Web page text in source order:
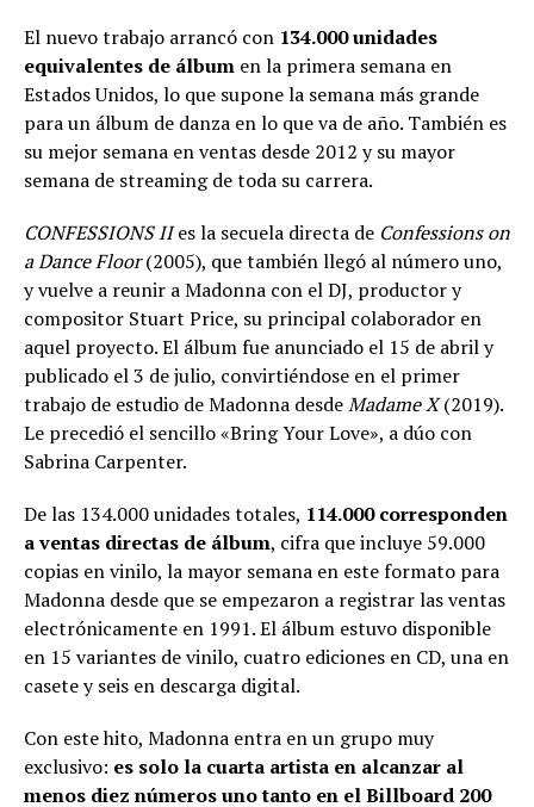
El nuevo trabajo arrancó con 134.000 unidades
equivalentes de álbum en la primera semana en
Estados Unidos, lo que supone la semana más grande
para un álbum de danza en lo que va de año. También es
su mejor semana en ventas desde 2012 y su mayor
semana de streaming de toda su carrera.
CONFESSIONS IIes la secuela directa de Confessions on
a Dance Floor(2005), que también llegó al número uno,
y vuelve a reunir a Madonna con el DJ, productor y
compositor Stuart Price, su principal colaborador en
aquel proyecto. El álbum fue anunciado el 15 de abril y
publicado el 3 de julio, convirtiéndose en el primer
trabajo de estudio de Madonna desdeMadame X(2019).
Le precedió el sencillo «Bring Your Love», a dúo con
Sabrina Carpenter.
De las 134.000 unidades totales, 114.000 corresponden
a ventas directas de álbum, cifra que incluye 59.000
copias en vinilo, la mayor semana en este formato para
Madonna desde que se empezaron a registrar las ventas
electrónicamente en 1991. El álbum estuvo disponible
en 15 variantes de vinilo, cuatro ediciones en CD, una en
casete y seis en descarga digital.
Con este hito, Madonna entra en un grupo muy
exclusivo: es solo la cuarta artista en alcanzar al
menos diez números uno tanto en el Billboard 200